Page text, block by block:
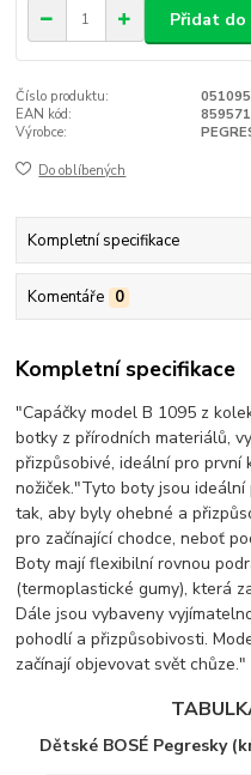
Přidat do
Číslo produktu:
EAN kód:
Výrobce:
Do oblíbených
Kompletní specifikace
Komentáře 0
Kompletní specifikace
"Capáčky model B 1095 z
botky z přírodních materiálů,
přizpůsobivé, ideální pro první
nožiček."Tyto boty jsou
tak, aby byly ohebné a
pro začínající chodce, neboť
Boty mají flexibilní rovnou
(termoplastické gumy), která
Dále jsou vybaveny
pohodlí a přizpůsobivosti.
začínají objevovat svět chůze."
Dětské BOSÉ Pegresky